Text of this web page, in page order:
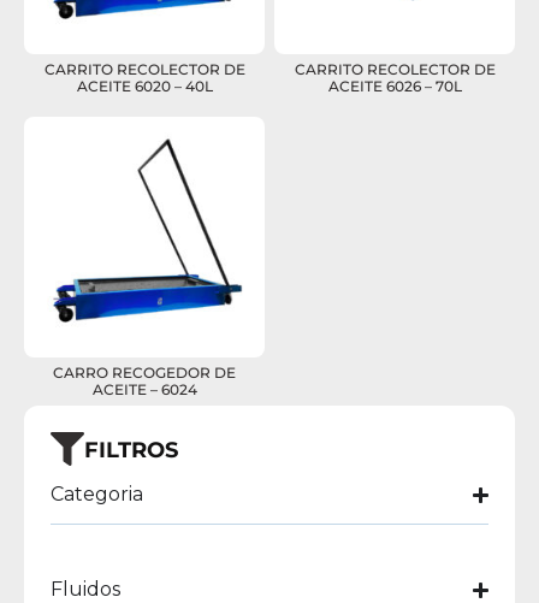
FILTROS
Categoria
Fluidos
CARRITO RECOLECTOR DE
ACEITE 6020 – 40L
CARRITO RECOLECTOR DE
ACEITE 6026 – 70L
CARRO RECOGEDOR DE
ACEITE – 6024